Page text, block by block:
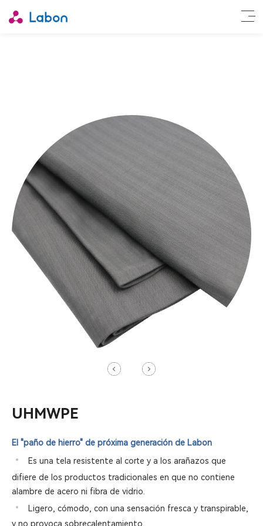
UHMWPE
El "paño de hierro" de próxima generación de Labon
•
Es una tela resistente al corte y a los arañazos que
difiere de los productos tradicionales en que no contiene
alambre de acero ni fibra de vidrio.
•
Ligero, cómodo, con una sensación fresca y transpirable,
y no provoca sobrecalentamiento.